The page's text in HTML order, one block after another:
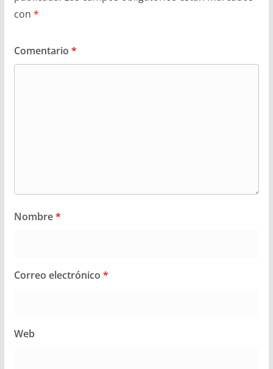
con *
Comentario *
Nombre*
Correo electrónico *
Web